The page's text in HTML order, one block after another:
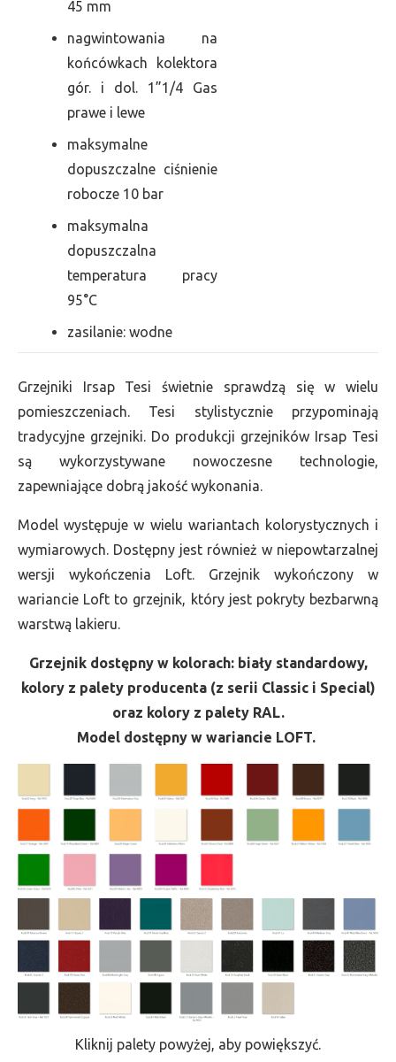
45 mm
nagwintowania na
końcówkach kolektora
gór. i dol. 1”1/4 Gas
prawe i lewe
maksymalne
dopuszczalne ciśnienie
robocze 10 bar
maksymalna
dopuszczalna
temperatura pracy
95°C
zasilanie: wodne
Grzejniki Irsap Tesi świetnie sprawdzą się w wielu
pomieszczeniach. Tesi stylistycznie przypominają
tradycyjne grzejniki. Do produkcji grzejników Irsap Tesi
są wykorzystywane nowoczesne technologie,
zapewniające dobrą jakość wykonania.
Model występuje w wielu wariantach kolorystycznych i
wymiarowych. Dostępny jest również w niepowtarzalnej
wersji wykończenia Loft. Grzejnik wykończony w
wariancie Loft to grzejnik, który jest pokryty bezbarwną
warstwą lakieru.
Grzejnik dostępny w kolorach: biały standardowy,
kolory z palety producenta (z serii Classic i Special)
oraz kolory z palety RAL.
Model dostępny w wariancie LOFT.
Kliknij palety powyżej, aby powiększyć.